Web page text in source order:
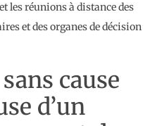
les réunions à distance des
et des organes de décision
cause
d’un